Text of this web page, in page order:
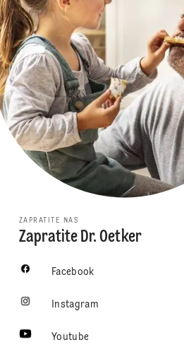
ZAPRATITE NAS
Zapratite Dr. Oetker
Facebook
Instagram
Youtube